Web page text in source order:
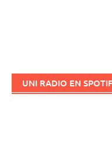
UNI RADIO EN